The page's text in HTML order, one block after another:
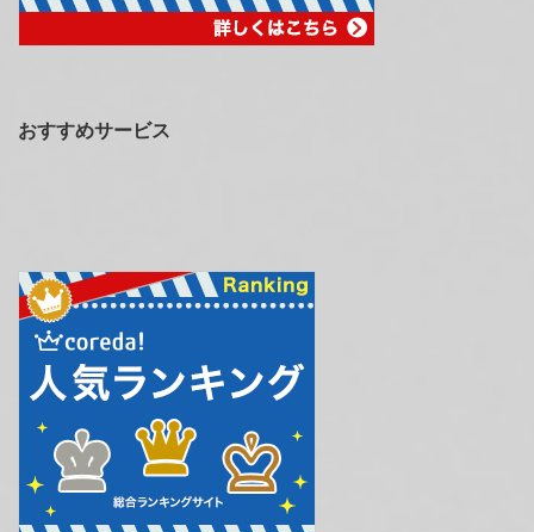
おすすめサービス